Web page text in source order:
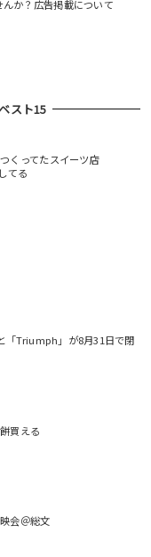
か？広告掲載について
スト15
くってたスイーツ店
てる
「Triumph」が8月31日で閉
買える
会＠総文